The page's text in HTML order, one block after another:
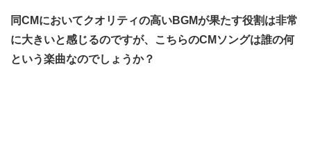
同CMにおいてクオリティの高いBGMが果たす役割は非常
に大きいと感じるのですが、こちらのCMソングは誰の何
という楽曲なのでしょうか？